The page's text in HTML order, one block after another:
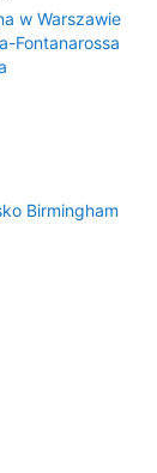
w Warszawie
Fontanarossa
Birmingham